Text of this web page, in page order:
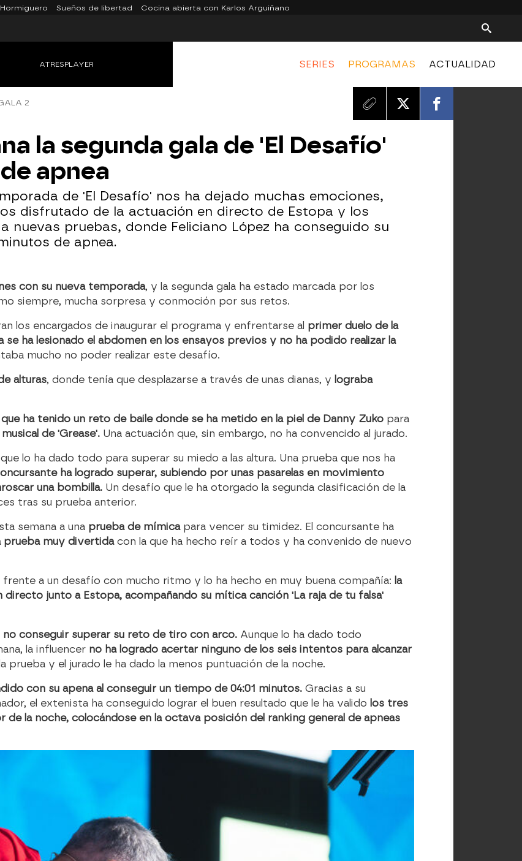
Hormiguero Sueños de libertad Cocina abierta con Karlos Arguiñano
SERIES PROGRAMAS ACTUALIDAD
ATRESPLAYER
2
la segunda gala de 'El Desafío'
apnea
de 'El Desafío' nos ha dejado muchas emociones,
disfrutado de la actuación en directo de Estopa y los
nuevas pruebas, donde Feliciano López ha conseguido su
de apnea.
con su nueva temporada, y la segunda gala ha estado marcada por los
siempre, mucha sorpresa y conmoción por sus retos.
los encargados de inaugurar el programa y enfrentarse al primer duelo de la
se ha lesionado el abdomen en los ensayos previos y no ha podido realizar la
mucho no poder realizar este desafío.
alturas, donde tenía que desplazarse a través de unas dianas, y lograba
ha tenido un reto de baile donde se ha metido en la piel de Danny Zuko para
de 'Grease'. Una actuación que, sin embargo, no ha convencido al jurado.
lo ha dado todo para superar su miedo a las altura. Una prueba que nos ha
ha logrado superar, subiendo por unas pasarelas en movimiento
una bombilla. Un desafío que le ha otorgado la segunda clasificación de la
tras su prueba anterior.
semana a una prueba de mímicapara vencer su timidez. El concursante ha
prueba muy divertidacon la que ha hecho reír a todos y ha convenido de nuevo
frente a un desafío con mucho ritmo y lo ha hecho en muy buena compañía: la
directo junto a Estopa, acompañando su mítica canción 'La raja de tu falsa'
no conseguir superar su reto de tiro con arco. Aunque lo ha dado todo
la influencer no ha logrado acertar ninguno de los seis intentos para alcanzar
prueba y el jurado le ha dado la menos puntuación de la noche.
con su apena al conseguir un tiempo de 04:01 minutos. Gracias a su
el extenista ha conseguido lograr el buen resultado que le ha valido los tres
la noche, colocándose en la octava posición del ranking general de apneas